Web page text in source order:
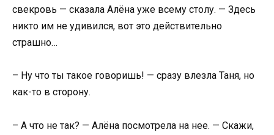
свекровь — сказала Алёна уже всему столу. — Здесь
никто им не удивился, вот это действительно
страшно…
– Ну что ты такое говоришь! — сразу влезла Таня, но
как-то в сторону.
– А что не так? — Алёна посмотрела на нее. — Скажи,